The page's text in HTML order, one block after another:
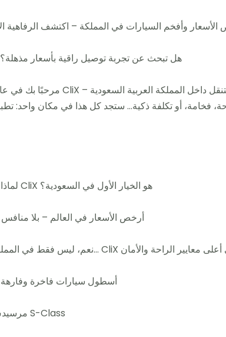
✨ هل تبحث عن تجربة توصيل راقية بأسعار مذهلة؟
✅ لماذا CliX هو الخيار الأول في السعودية؟
💰 أرخص الأسعار في العالم – بلا منافس
🚘 أسطول سيارات فاخرة وفارهة
مرسيدس S-Class